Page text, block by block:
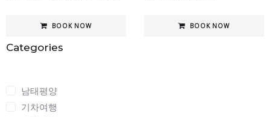
Categories
남태평양
기차여행
BOOK NOW BOOK NOW